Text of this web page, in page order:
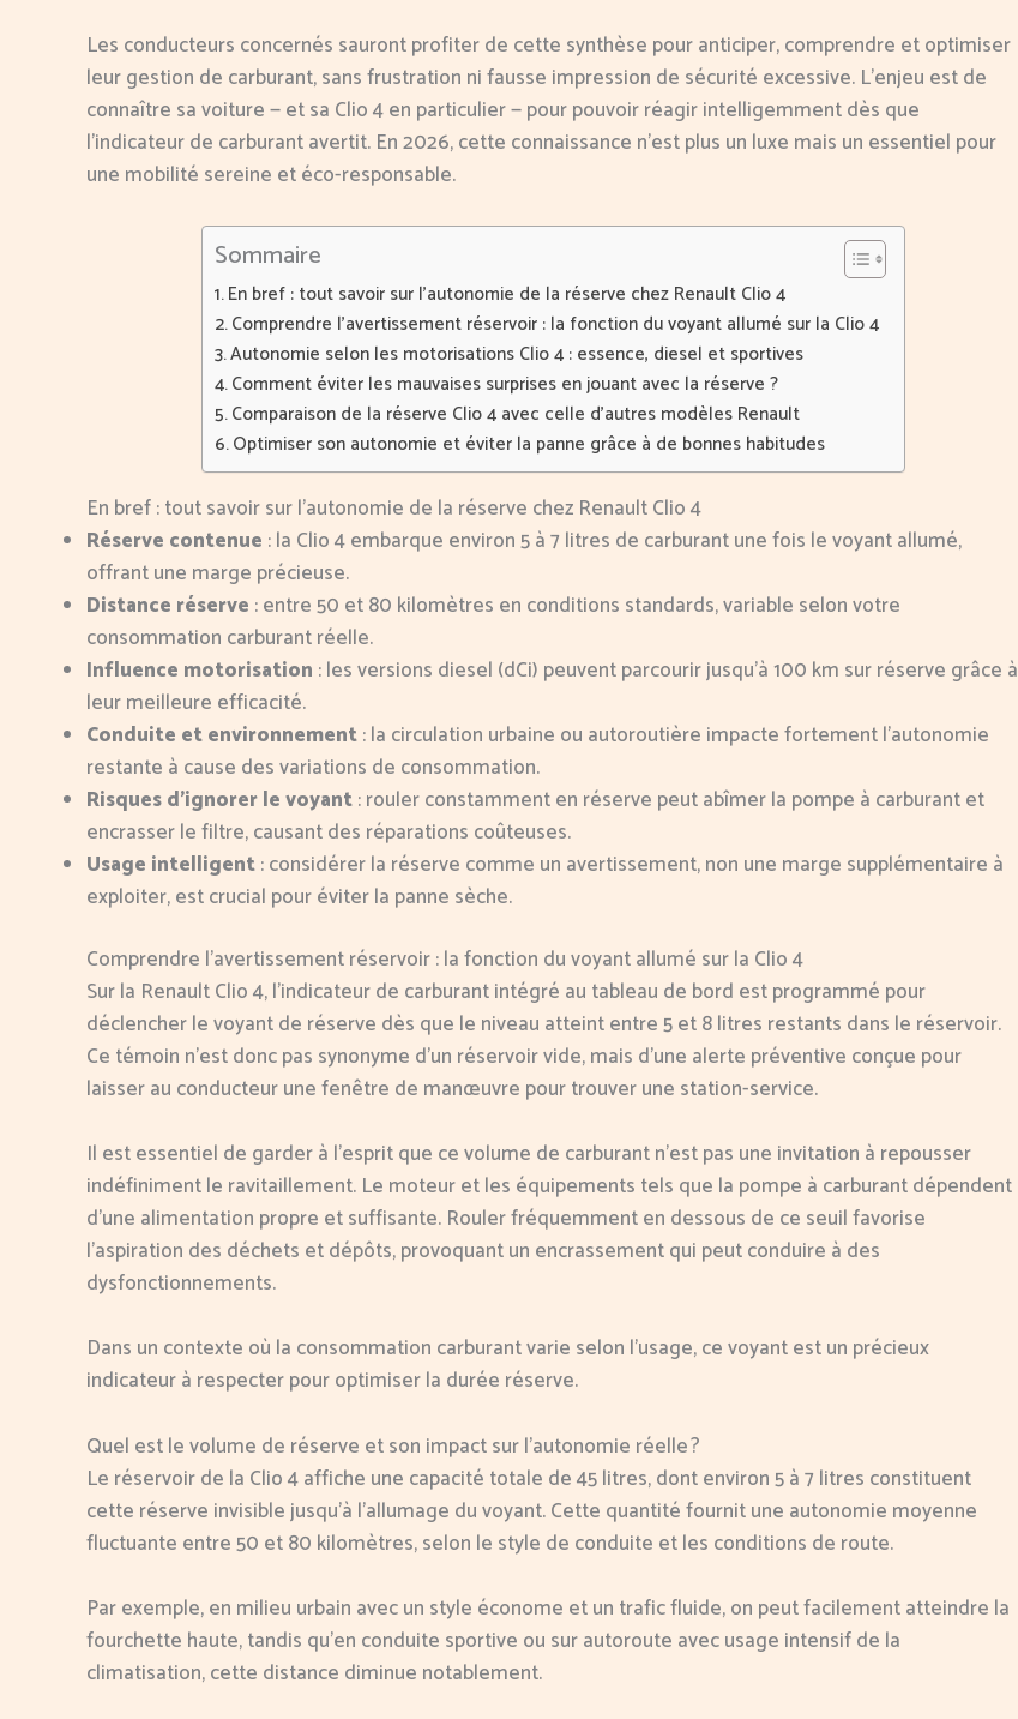
Les conducteurs concernés sauront profiter de cette synthèse pour anticiper, comprendre et optimiser
leur gestion de carburant, sans frustration ni fausse impression de sécurité excessive. L’enjeu est de
connaître sa voiture — et sa Clio 4 en particulier — pour pouvoir réagir intelligemment dès que
l’indicateur de carburant avertit. En 2026, cette connaissance n’est plus un luxe mais un essentiel pour
une mobilité sereine et éco-responsable.
Sommaire
En bref : tout savoir sur l’autonomie de la réserve chez Renault Clio 4
Comprendre l’avertissement réservoir : la fonction du voyant allumé sur la Clio 4
Autonomie selon les motorisations Clio 4 : essence, diesel et sportives
Comment éviter les mauvaises surprises en jouant avec la réserve ?
Comparaison de la réserve Clio 4 avec celle d’autres modèles Renault
Optimiser son autonomie et éviter la panne grâce à de bonnes habitudes
En bref : tout savoir sur l’autonomie de la réserve chez Renault Clio 4
Réserve contenue : la Clio 4 embarque environ 5 à 7 litres de carburant une fois le voyant allumé,
offrant une marge précieuse.
Distance réserve : entre 50 et 80 kilomètres en conditions standards, variable selon votre
consommation carburant réelle.
Influence motorisation : les versions diesel (dCi) peuvent parcourir jusqu’à 100 km sur réserve grâce à
leur meilleure efficacité.
Conduite et environnement: la circulation urbaine ou autoroutière impacte fortement l’autonomie
restante à cause des variations de consommation.
Risques d’ignorer le voyant: rouler constamment en réserve peut abîmer la pompe à carburant et
encrasser le filtre, causant des réparations coûteuses.
Usage intelligent: considérer la réserve comme un avertissement, non une marge supplémentaire à
exploiter, est crucial pour éviter la panne sèche.
Comprendre l’avertissement réservoir : la fonction du voyant allumé sur la Clio 4
Sur la Renault Clio 4, l’indicateur de carburant intégré au tableau de bord est programmé pour
déclencher le voyant de réserve dès que le niveau atteint entre 5 et 8 litres restants dans le réservoir.
Ce témoin n’est donc pas synonyme d’un réservoir vide, mais d’une alerte préventive conçue pour
laisser au conducteur une fenêtre de manœuvre pour trouver une station-service.
Il est essentiel de garder à l’esprit que ce volume de carburant n’est pas une invitation à repousser
indéfiniment le ravitaillement. Le moteur et les équipements tels que la pompe à carburant dépendent
d’une alimentation propre et suffisante. Rouler fréquemment en dessous de ce seuil favorise
l’aspiration des déchets et dépôts, provoquant un encrassement qui peut conduire à des
dysfonctionnements.
Dans un contexte où la consommation carburant varie selon l’usage, ce voyant est un précieux
indicateur à respecter pour optimiser la durée réserve.
Quel est le volume de réserve et son impact sur l’autonomie réelle ?
Le réservoir de la Clio 4 affiche une capacité totale de 45 litres, dont environ 5 à 7 litres constituent
cette réserve invisible jusqu’à l’allumage du voyant. Cette quantité fournit une autonomie moyenne
fluctuante entre 50 et 80 kilomètres, selon le style de conduite et les conditions de route.
Par exemple, en milieu urbain avec un style économe et un trafic fluide, on peut facilement atteindre la
fourchette haute, tandis qu’en conduite sportive ou sur autoroute avec usage intensif de la
climatisation, cette distance diminue notablement.